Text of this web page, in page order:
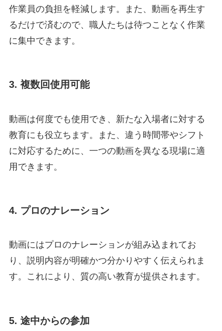
作業員の負担を軽減します。また、動画を再生す
るだけで済むので、職人たちは待つことなく作業
に集中できます。
3. 複数回使用可能
動画は何度でも使用でき、新たな入場者に対する
教育にも役立ちます。また、違う時間帯やシフト
に対応するために、一つの動画を異なる現場に適
用できます。
4. プロのナレーション
動画にはプロのナレーションが組み込まれてお
り、説明内容が明確かつ分かりやすく伝えられま
す。これにより、質の高い教育が提供されます。
5. 途中からの参加